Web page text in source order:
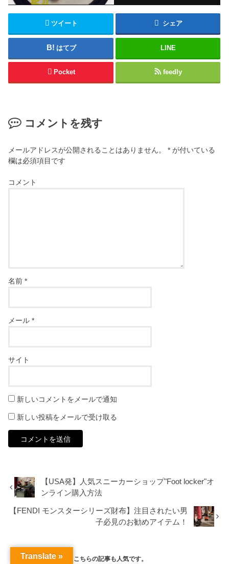
ツイート シェア
はてブ LINE
Pocket feedly
コメントを残す
メールアドレスが公開されることはありません。 * が付いている
欄は必須項目です
コメント
名前*
メール*
サイト
新しいコメントをメールで通知
新しい投稿をメールで受け取る
【USA発】人気スニーカーショップ"Foot locker"オ
ンライン購入方法
【FENDI モンスターシリーズ財布】注目されたい男
子必見のお勧めアイテム！
RECOMMEND こちらの記事も人気です。
Translate »